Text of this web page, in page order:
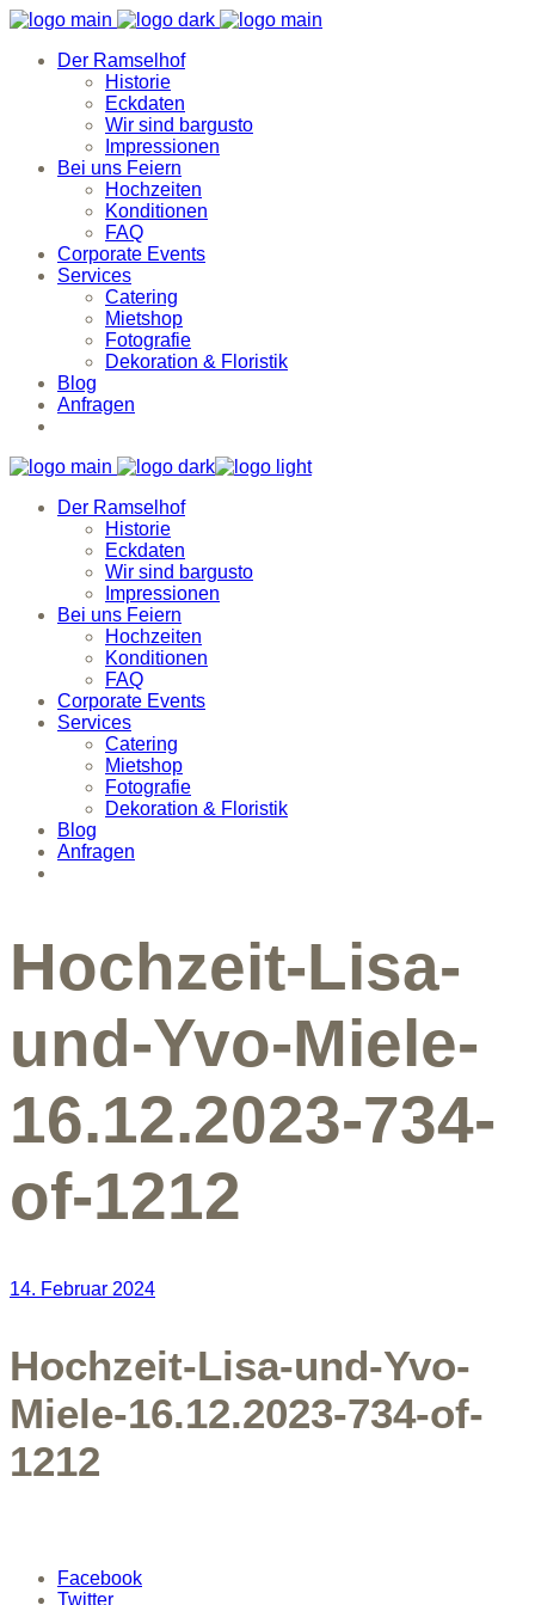
Der Ramselhof
Historie
Eckdaten
Wir sind bargusto
Impressionen
Bei uns Feiern
Hochzeiten
Konditionen
FAQ
Corporate Events
Services
Catering
Mietshop
Fotografie
Dekoration & Floristik
Blog
Anfragen
Der Ramselhof
Historie
Eckdaten
Wir sind bargusto
Impressionen
Bei uns Feiern
Hochzeiten
Konditionen
FAQ
Corporate Events
Services
Catering
Mietshop
Fotografie
Dekoration & Floristik
Blog
Anfragen
Hochzeit-Lisa-
und-Yvo-Miele-
16.12.2023-734-
of-1212
14. Februar 2024
Hochzeit-Lisa-und-Yvo-
Miele-16.12.2023-734-of-
1212
Facebook
Twitter